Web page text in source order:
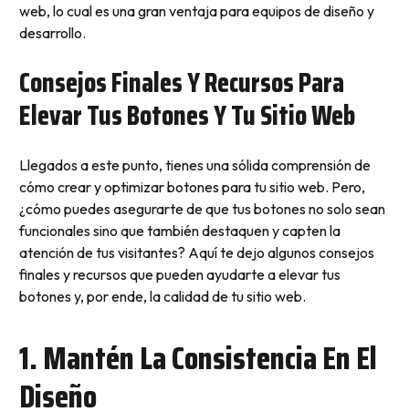
web, lo cual es una gran ventaja para equipos de diseño y
desarrollo.
Consejos Finales Y Recursos Para
Elevar Tus Botones Y Tu Sitio Web
Llegados a este punto, tienes una sólida comprensión de
cómo crear y optimizar botones para tu sitio web. Pero,
¿cómo puedes asegurarte de que tus botones no solo sean
funcionales sino que también destaquen y capten la
atención de tus visitantes? Aquí te dejo algunos consejos
finales y recursos que pueden ayudarte a elevar tus
botones y, por ende, la calidad de tu sitio web.
1. Mantén La Consistencia En El
Diseño